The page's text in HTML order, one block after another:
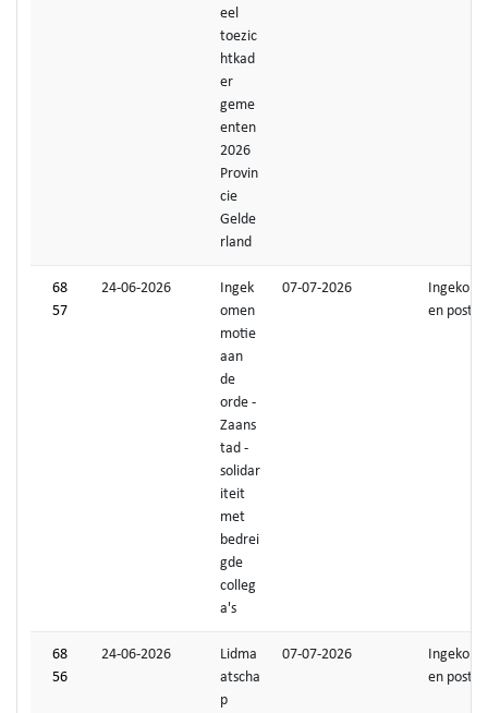
eel
toezic
htkad
er
geme
enten
2026
Provin
cie
Gelde
rland
68
57
24-06-2026
Ingek
omen
motie
aan
de
orde -
Zaans
tad -
solidar
iteit
met
bedrei
gde
colleg
a's
07-07-2026
Ingekom
en post
68
56
24-06-2026
Lidma
atscha
p
07-07-2026
Ingekom
en post